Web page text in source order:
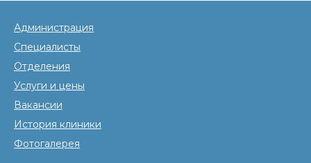
Администрация
Специалисты
Отделения
Услуги и цены
Вакансии
История клиники
Фотогалерея